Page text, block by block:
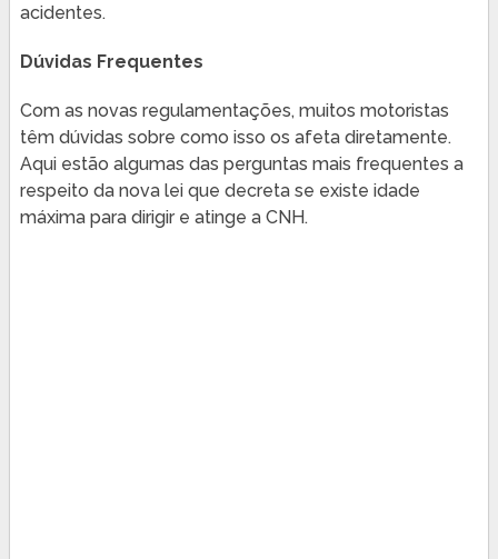
acidentes.
Dúvidas Frequentes
Com as novas regulamentações, muitos motoristas
têm dúvidas sobre como isso os afeta diretamente.
Aqui estão algumas das perguntas mais frequentes a
respeito da nova lei que decreta se existe idade
máxima para dirigir e atinge a CNH.